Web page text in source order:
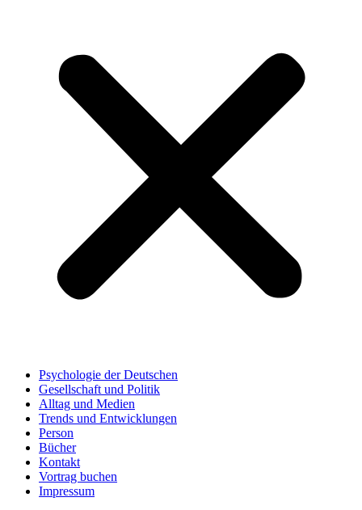
Psychologie der Deutschen
Gesellschaft und Politik
Alltag und Medien
Trends und Entwicklungen
Person
Bücher
Kontakt
Vortrag buchen
Impressum